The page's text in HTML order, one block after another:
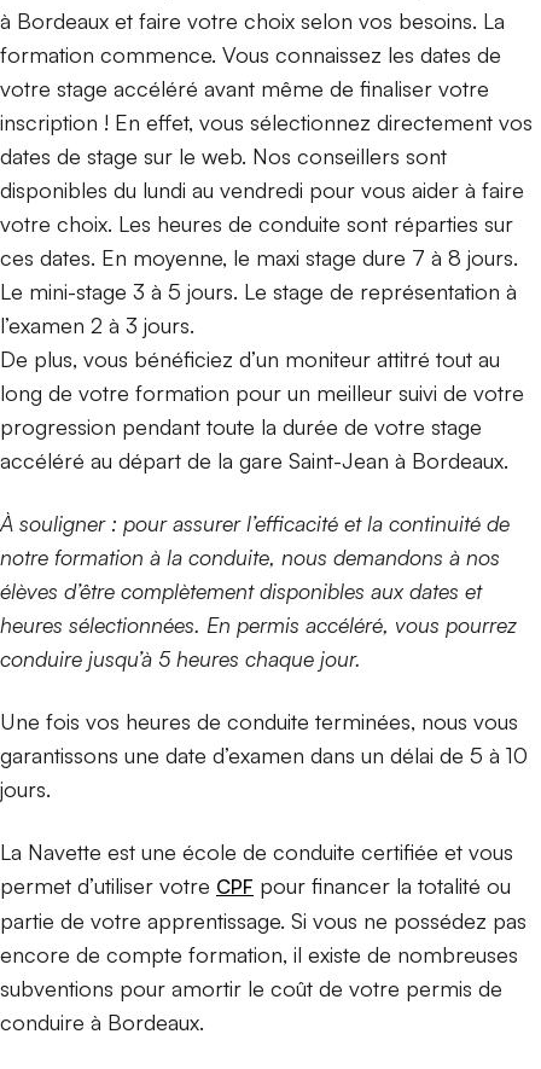
à Bordeaux et faire votre choix selon vos besoins. La
formation commence. Vous connaissez les dates de
votre stage accéléré avant même de finaliser votre
inscription ! En effet, vous sélectionnez directement vos
dates de stage sur le web. Nos conseillers sont
disponibles du lundi au vendredi pour vous aider à faire
votre choix. Les heures de conduite sont réparties sur
ces dates. En moyenne, le maxi stage dure 7 à 8 jours.
Le mini-stage 3 à 5 jours. Le stage de représentation à
l’examen 2 à 3 jours.
De plus, vous bénéficiez d’un moniteur attitré tout au
long de votre formation pour un meilleur suivi de votre
progression pendant toute la durée de votre stage
accéléré au départ de la gare Saint-Jean à Bordeaux.
À souligner : pour assurer l’efficacité et la continuité de
notre formation à la conduite, nous demandons à nos
élèves d’être complètement disponibles aux dates et
heures sélectionnées. En permis accéléré, vous pourrez
conduire jusqu’à 5 heures chaque jour.
Une fois vos heures de conduite terminées, nous vous
garantissons une date d’examen dans un délai de 5 à 10
jours.
La Navette est une école de conduite certifiée et vous
permet d’utiliser votre CPF pour financer la totalité ou
partie de votre apprentissage. Si vous ne possédez pas
encore de compte formation, il existe de nombreuses
subventions pour amortir le coût de votre permis de
conduire à Bordeaux.